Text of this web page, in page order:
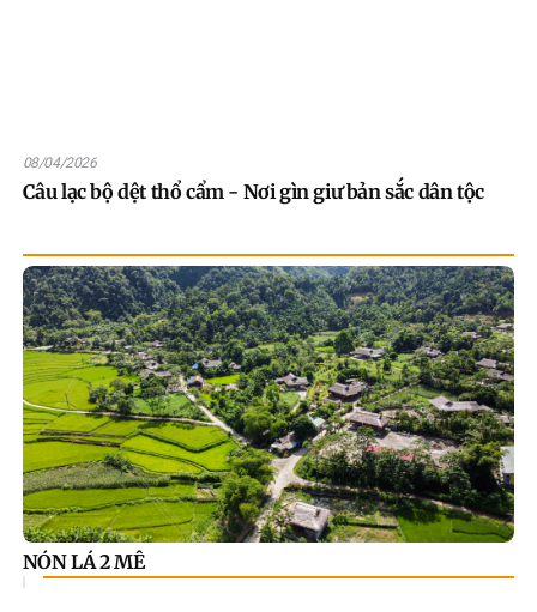
08/04/2026
Câu lạc bộ dệt thổ cẩm - Nơi gìn giư bản sắc dân tộc
NÓN LÁ 2 MÊ